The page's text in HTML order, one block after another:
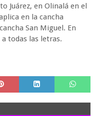
Juárez, en Olinalá en el
en la cancha
San Miguel. En
todas las letras.